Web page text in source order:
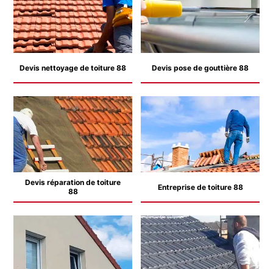
Devis nettoyage de toiture 88 Devis pose de gouttière 88
Devis réparation de toiture
88
Entreprise de toiture 88